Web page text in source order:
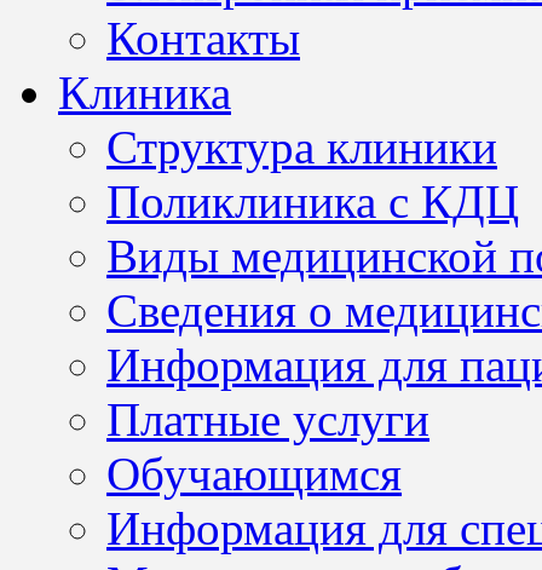
Контакты
Клиника
Структура клиники
Поликлиника с КДЦ
Виды медицинской
Сведения о
Информация для
Платные услуги
Обучающимся
Информация для